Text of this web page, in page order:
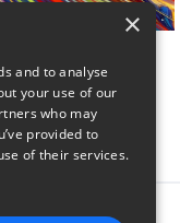
×
and to analyse
your use of our
who may
provided to
of their services.